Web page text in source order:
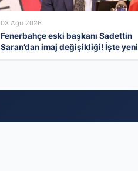
03 Ağu 2026
Fenerbahçe eski başkanı Sadettin
Saran’dan imaj değişikliği! İşte yeni